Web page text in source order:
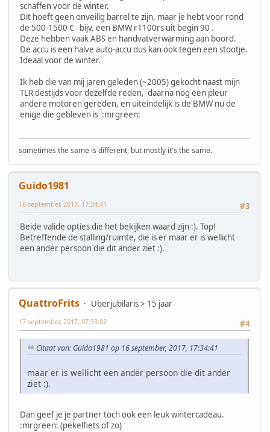
schaffen voor de winter.
Dit hoeft geen onveilig barrel te zijn, maar je hebt voor rond
de 500-1500 € bijv. een BMW r1100rs uit begin 90 .
Deze hebben vaak ABS en handvatverwarming aan boord.
De accu is een halve auto-accu dus kan ook tegen een stootje.
Ideaal voor de winter.
Ik heb die van mij jaren geleden (~2005) gekocht naast mijn
TLR destijds voor dezelfde reden, daarna nog een pleur
andere motoren gereden, en uiteindelijk is de BMW nu de
enige die gebleven is :mrgreen:
sometimes the same is different, but mostly it's the same.
Guido1981
#3
16 september, 2017, 17:34:41
Beide valide opties die het bekijken waard zijn :). Top!
Betreffende de stalling/ruimte, die is er maar er is wellicht
een ander persoon die dit ander ziet :).
QuattroFrits
Uberjubilaris > 15 jaar
#4
17 september, 2017, 07:33:02
Citaat van: Guido1981 op 16 september, 2017, 17:34:41
maar er is wellicht een ander persoon die dit ander
ziet :).
Dan geef je je partner toch ook een leuk wintercadeau.
:mrgreen: (pekelfiets of zo)